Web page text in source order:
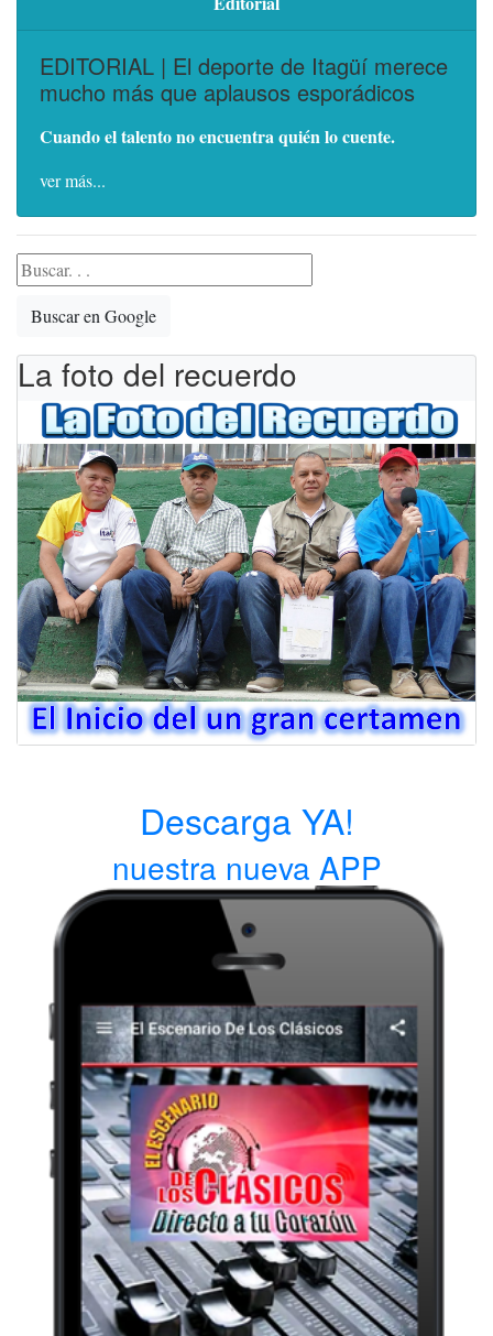
EDITORIAL | El deporte de Itagüí merece
mucho más que aplausos esporádicos
Cuando el talento no encuentra quién lo cuente.
ver más...
Buscar en Google
La foto del recuerdo
Descarga YA!
nuestra nueva APP